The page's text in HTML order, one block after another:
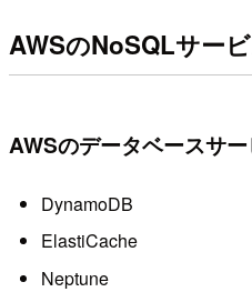
AWSのNoSQLサー
AWSのデータベースサ
DynamoDB
ElastiCache
Neptune